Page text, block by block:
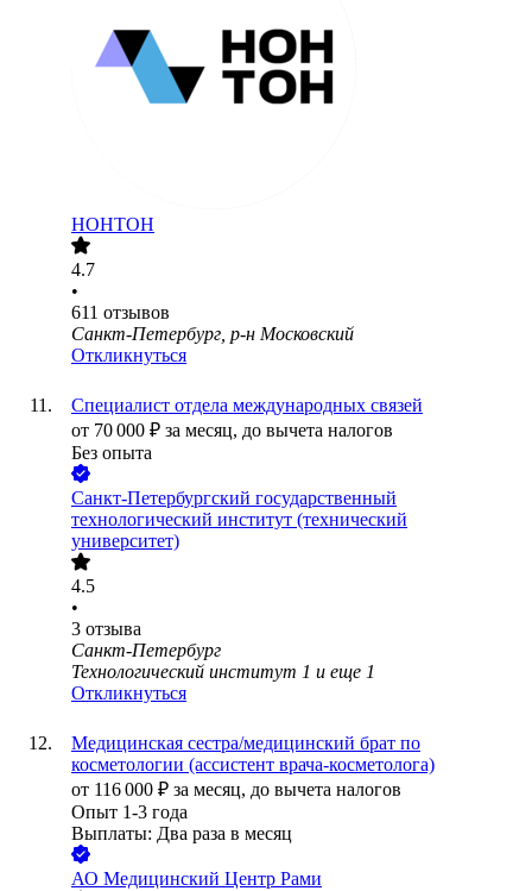
НОНТОН
4.7
•
611 отзывов
Санкт-Петербург, р-н Московский
Откликнуться
Специалист отдела международных связей
от 70 000 ₽ за месяц, до вычета налогов
Без опыта
Санкт-Петербургский государственный
технологический институт (технический
университет)
4.5
•
3 отзыва
Санкт-Петербург
Технологический институт 1 и еще 1
Откликнуться
Медицинская сестра/медицинский брат по
косметологии (ассистент врача-косметолога)
от 116 000 ₽ за месяц, до вычета налогов
Опыт 1-3 года
Выплаты: Два раза в месяц
АО Медицинский Центр Рами